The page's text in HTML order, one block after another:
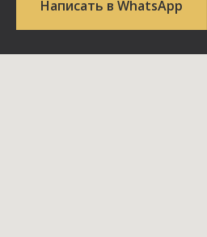
Написать в WhatsApp